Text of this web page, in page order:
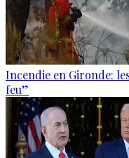
Incendie en Gironde:
feu”